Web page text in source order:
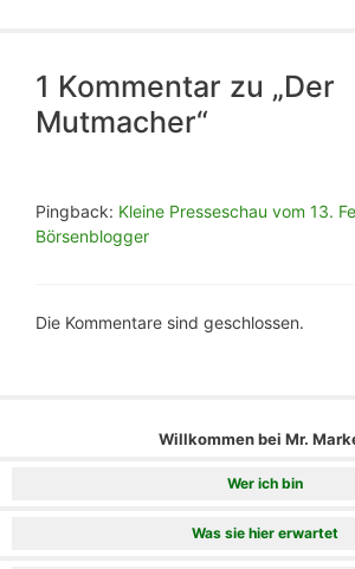
1 Kommentar zu „Der
Mutmacher“
Pingback: Kleine Presseschau vom 13.
Börsenblogger
Die Kommentare sind geschlossen.
Willkommen bei Mr.
Wer ich bin
Was sie hier erwartet